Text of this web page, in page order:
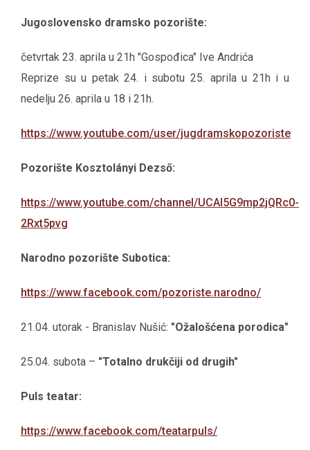
Jugoslovensko dramsko pozorište:
četvrtak 23. aprila u 21h "Gospođica" Ive Andrića
Reprize su u petak 24. i subotu 25. aprila u 21h i u
nedelju 26. aprila u 18 i 21h.
https://www.youtube.com/user/jugdramskopozoriste
Pozorište Kosztolányi Dezső:
https://www.youtube.com/channel/UCAI5G9mp2jQRc0-
2Rxt5pvg
Narodno pozorište Subotica:
https://www.facebook.com/pozoriste.narodno/
21.04. utorak - Branislav Nušić: "Ožalošćena porodica"
25.04. subota – "Totalno drukčiji od drugih"
Puls teatar:
https://www.facebook.com/teatarpuls/